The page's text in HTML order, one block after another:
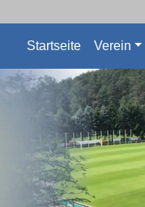
Startseite Verein